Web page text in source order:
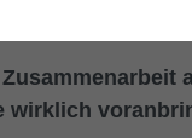
wirklich